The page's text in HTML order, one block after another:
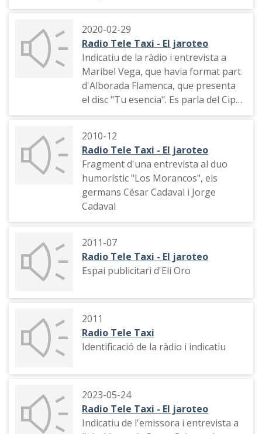
2020-02-29
Radio Tele Taxi - El jaroteo
Indicatiu de la ràdio i entrevista a
Maribel Vega, que havia format part
d'Alborada Flamenca, que presenta
el disc "Tu esencia". Es parla del Cipri
(Cipriano Vega ), pare de Maribel i
2010-12
Radio Tele Taxi - El jaroteo
Fragment d'una entrevista al duo
humorístic "Los Morancos", els
germans César Cadaval i Jorge
Cadaval
2011-07
Radio Tele Taxi - El jaroteo
Espai publicitari d'Eli Oro
2011
Radio Tele Taxi
Identificació de la ràdio i indicatiu
2023-05-24
Radio Tele Taxi - El jaroteo
Indicatiu de l'emissora i entrevista a